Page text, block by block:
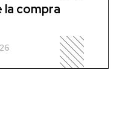
la compra